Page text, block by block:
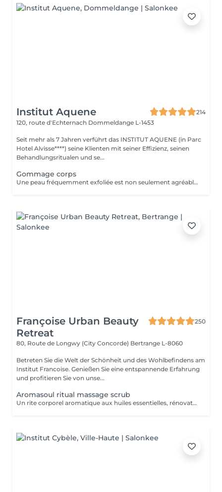
Institut Aquene
214
120, route d'Echternach Dommeldange L-1453
Seit mehr als 7 Jahren verführt das INSTITUT AQUENE (in Parc
Hotel Alvisse****) seine Klienten mit seiner Effizienz, seinen
Behandlungsritualen und se...
Gommage corps
Une peau fréquemment exfoliée est non seulement agréable mais paraît aussi en meilleure santé, absorbe d'avantage les agents hydratants, est plus souple et reste jeune plus longtemps.
Françoise Urban Beauty
Retreat
250
80, Route de Longwy (City Concorde) Bertrange L-8060
Betreten Sie die Welt der Schönheit und des Wohlbefindens am
Institut Francoise. Genießen Sie eine entspannende Erfahrung
und profitieren Sie von unse...
Aromasoul ritual massage scrub
Un rite corporel aromatique aux huiles essentielles, rénovateur et unique. Le corps est complètement gommé.